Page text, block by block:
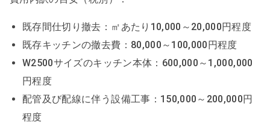
既存間仕切り撤去：㎡あたり10,000～20,000円程度
既存キッチンの撤去費：80,000～100,000円程度
W2500サイズのキッチン本体：600,000～1,000,000
円程度
配管及び配線に伴う設備工事：150,000～200,000円
程度